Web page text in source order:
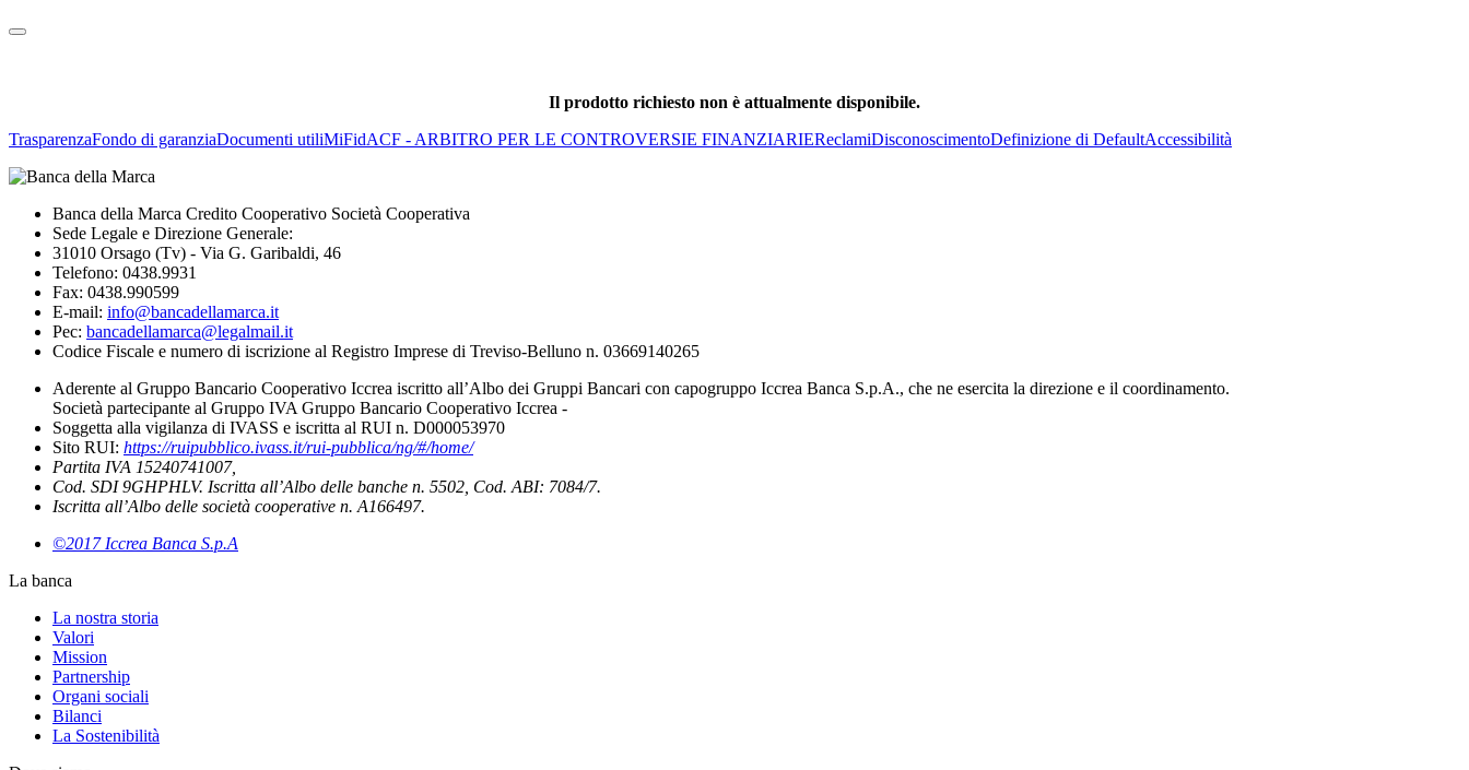
Il prodotto richiesto non è attualmente disponibile.
TrasparenzaFondo di garanziaDocumenti utiliMiFidACF - ARBITRO PER LE CONTROVERSIE FINANZIARIEReclamiDisconoscimentoDefinizione di DefaultAccessibilità
Banca della Marca Credito Cooperativo Società Cooperativa
Sede Legale e Direzione Generale:
31010 Orsago (Tv) - Via G. Garibaldi, 46
Telefono: 0438.9931
Fax: 0438.990599
E-mail: info@bancadellamarca.it
Pec: bancadellamarca@legalmail.it
Codice Fiscale e numero di iscrizione al Registro Imprese di Treviso-Belluno n. 03669140265
Aderente al Gruppo Bancario Cooperativo Iccrea iscritto all’Albo dei Gruppi Bancari con capogruppo Iccrea Banca S.p.A., che ne esercita la direzione e il coordinamento.
Società partecipante al Gruppo IVA Gruppo Bancario Cooperativo Iccrea -
Soggetta alla vigilanza di IVASS e iscritta al RUI n. D000053970
Sito RUI: https://ruipubblico.ivass.it/rui-pubblica/ng/#/home/
Partita IVA 15240741007,
Cod. SDI 9GHPHLV. Iscritta all’Albo delle banche n. 5502, Cod. ABI: 7084/7.
Iscritta all’Albo delle società cooperative n. A166497.
©2017 Iccrea Banca S.p.A
La banca
La nostra storia
Valori
Mission
Partnership
Organi sociali
Bilanci
La Sostenibilità